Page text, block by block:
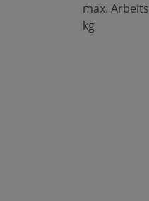
max.
kg